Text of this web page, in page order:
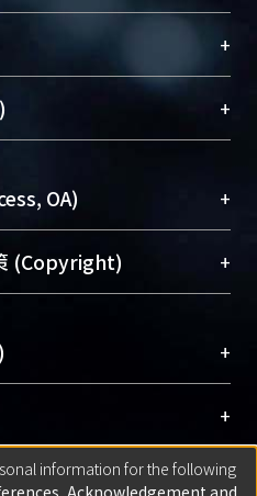
，為永久珍藏及向國際
學術能量，圖書館整合
庫（AH）不同功能平
scholars。期能整合研
promote researcher
Library integrates the
with “Academic
+
Library)
+
OA) +
提升資訊取用性的社會運
過將研究著作公開供使
究發展、提升研究影響
入了解OA）
(Copyright) +
入者所有，或由第三方贊
該版權所有者及第三方同
submission is your
you have the right to
+
Service)
+
機中心帳號登入
+
information for the following
Acknowledgement and